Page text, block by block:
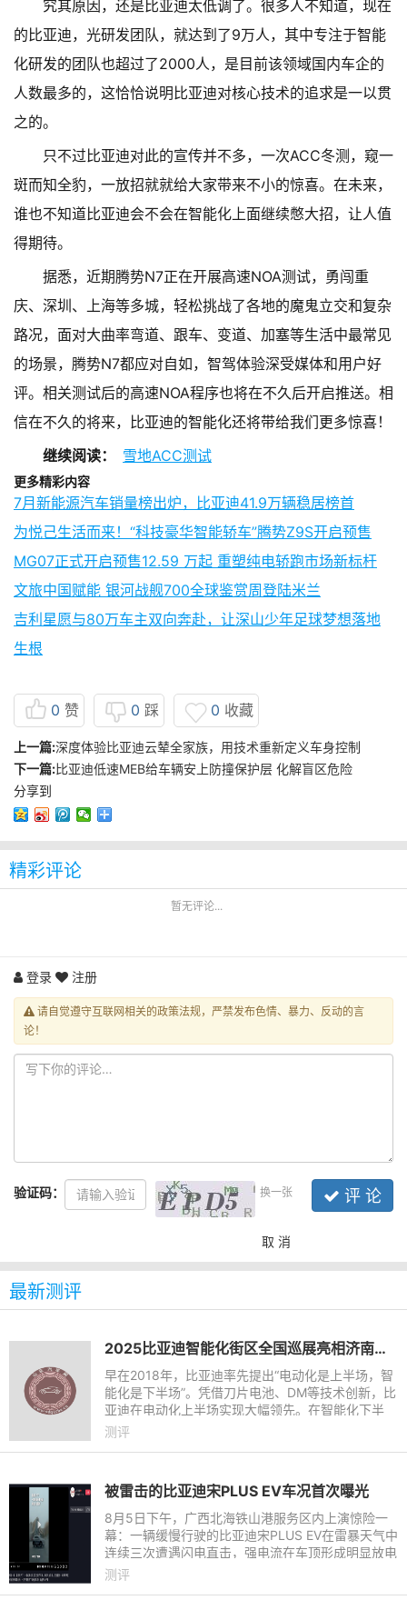
究其原因，还是比亚迪太低调了。很多人不知道，现在
的比亚迪，光研发团队，就达到了9万人，其中专注于智能
化研发的团队也超过了2000人，是目前该领域国内车企的
人数最多的，这恰恰说明比亚迪对核心技术的追求是一以贯
之的。
只不过比亚迪对此的宣传并不多，一次ACC冬测，窥一
斑而知全豹，一放招就就给大家带来不小的惊喜。在未来，
谁也不知道比亚迪会不会在智能化上面继续憋大招，让人值
得期待。
据悉，近期腾势N7正在开展高速NOA测试，勇闯重
庆、深圳、上海等多城，轻松挑战了各地的魔鬼立交和复杂
路况，面对大曲率弯道、跟车、变道、加塞等生活中最常见
的场景，腾势N7都应对自如，智驾体验深受媒体和用户好
评。相关测试后的高速NOA程序也将在不久后开启推送。相
信在不久的将来，比亚迪的智能化还将带给我们更多惊喜！
继续阅读：
雪地ACC测试
更多精彩内容
7月新能源汽车销量榜出炉，比亚迪41.9万辆稳居榜首
为悦己生活而来！“科技豪华智能轿车”腾势Z9S开启预售
MG07正式开启预售12.59 万起 重塑纯电轿跑市场新标杆
文旅中国赋能 银河战舰700全球鉴赏周登陆米兰
吉利星愿与80万车主双向奔赴，让深山少年足球梦想落地
生根
0 赞 0 踩 0 收藏
上一篇:深度体验比亚迪云辇全家族，用技术重新定义车身控制
下一篇:比亚迪低速MEB给车辆安上防撞保护层 化解盲区危险
分享到
精彩评论
暂无评论...
登录 注册
请自觉遵守互联网相关的政策法规，严禁发布色情、暴力、反动的言
论！
验证码： 换一张 评 论
取 消
最新测评
2025比亚迪智能化街区全国巡展亮相济南｜让好技术人人可享
早在2018年，比亚迪率先提出“电动化是上半场，智
能化是下半场”。凭借刀片电池、DM等技术创新，比
亚迪在电动化上半场实现大幅领先。在智能化下半
场，比亚迪重磅发布整车智能战略。在整车智能战略
测评
被雷击的比亚迪宋PLUS EV车况首次曝光
8月5日下午，广西北海铁山港服务区内上演惊险一
幕：一辆缓慢行驶的比亚迪宋PLUS EV在雷暴天气中
连续三次遭遇闪电直击，强电流在车顶形成明显放电
现象，据了解车内女性驾驶员全程未受伤害，并已按
测评